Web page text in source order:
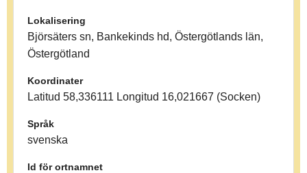
Lokalisering
Björsäters sn, Bankekinds hd, Östergötlands län,
Östergötland
Koordinater
Latitud 58,336111 Longitud 16,021667 (Socken)
Språk
svenska
Id för ortnamnet